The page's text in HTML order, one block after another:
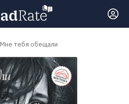
Мне тебя обещали